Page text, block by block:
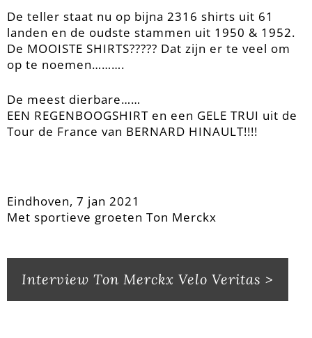
De teller staat nu op bijna 2316 shirts uit 61
landen en de oudste stammen uit 1950 & 1952.
De MOOISTE SHIRTS????? Dat zijn er te veel om
op te noemen……….
De meest dierbare……
EEN REGENBOOGSHIRT en een GELE TRUI uit de
Tour de France van BERNARD HINAULT!!!!
Eindhoven, 7 jan 2021
Met sportieve groeten Ton Merckx
Interview Ton Merckx Velo Veritas >